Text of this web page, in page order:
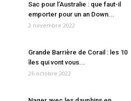
Sac pour l’Australie : que faut-il
emporter pour un an Down...
2 novembre 2022
Grande Barrière de Corail : les 10
îles qui vont vous...
26 octobre 2022